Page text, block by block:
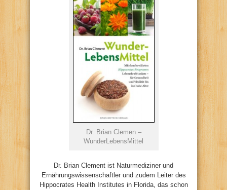
Dr. Brian Clemen –
WunderLebensMittel
Dr. Brian Clement ist Naturmediziner und
Ernährungswissenschaftler und zudem Leiter des
Hippocrates Health Institutes in Florida, das schon